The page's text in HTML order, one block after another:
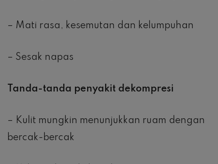
– Mati rasa, kesemutan dan kelumpuhan
– Sesak napas
Tanda-tanda penyakit dekompresi
– Kulit mungkin menunjukkan ruam dengan
bercak-bercak